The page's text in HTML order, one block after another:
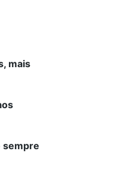
mais
sempre